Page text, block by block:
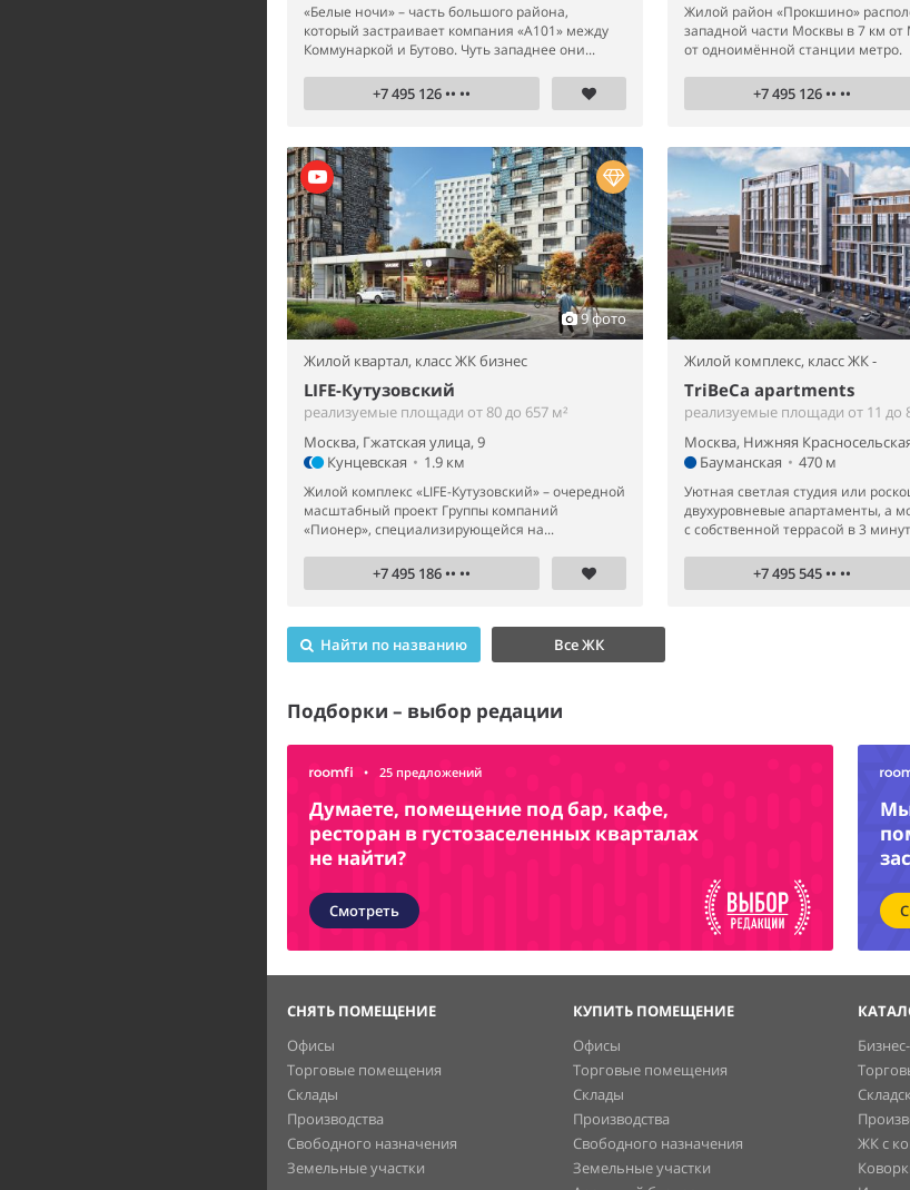
«Белые ночи» – часть большого района,
который застраивает компания «А101» между
Коммунаркой и Бутово. Чуть западнее они...
+7 495 126 •• ••
Жилой район «Прокшино»
западной части Москвы в 7 км
от одноимённой станции метро.
+7 495 126 •• ••
9 фото
Жилой квартал, класс ЖК бизнес
LIFE-Кутузовский
реализуемые площади от 80 до 657 м²
Москва, Гжатская улица, 9
Кунцевская • 1.9 км
Жилой комплекс «LIFE-Кутузовский» – очередной
масштабный проект Группы компаний
«Пионер», специализирующейся на...
+7 495 186 •• ••
Жилой комплекс, класс ЖК -
TriBeCa apartments
реализуемые площади от 11 до
Москва, Нижняя
Бауманская • 470 м
Уютная светлая студия или
двухуровневые апартаменты, а
с собственной террасой в 3
+7 495 545 •• ••
Найти по названию Все ЖК
Подборки – выбор редации
• 25 предложений
Думаете, помещение под бар, кафе,
ресторан в густозаселенных кварталах
не найти?
Смотреть
СНЯТЬ ПОМЕЩЕНИЕ
Офисы
Торговые помещения
Склады
Производства
Свободного назначения
Земельные участки
КУПИТЬ ПОМЕЩЕНИЕ
Офисы
Торговые помещения
Склады
Производства
Свободного назначения
Земельные участки
ЖК с